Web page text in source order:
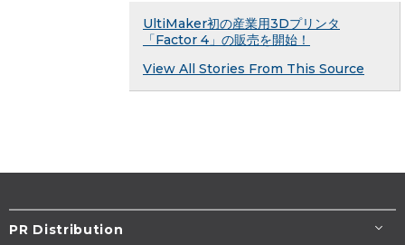
UltiMaker初の産業用3Dプリンタ
「Factor 4」の販売を開始！
View All Stories From This Source
PR Distribution